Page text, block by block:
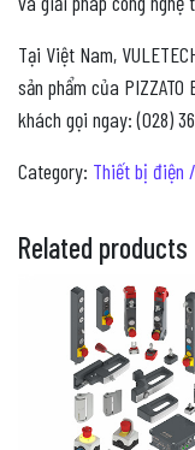
Tại Việt Nam,
sản phẩm của
khách gọi ngay: (028)
Category: Thiết bị điện
Related products